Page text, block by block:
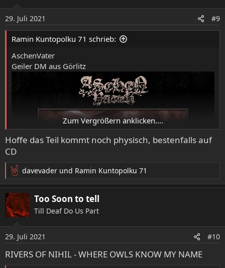
n
e
n
29. Juli 2021 #9
Ramin Kuntopolku 71 schrieb:
AschenVater
Geiler DM aus Görlitz
Zum Vergrößern anklicken....
Hoffe das Teil kommt noch physisch, bestenfalls auf
CD
R
e
a
k
t
n
e
n
davevader und Ramin Kuntopolku 71
Too Soon to tell
Till Deaf Do Us Part
29. Juli 2021 #10
RIVERS OF NIHIL - WHERE OWLS KNOW MY NAME